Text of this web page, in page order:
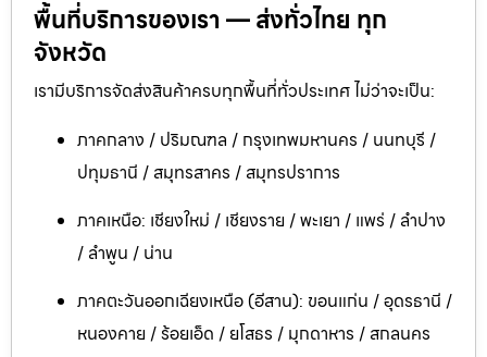
พื้นที่บริการของเรา — ส่งทั่วไทย ทุก
จังหวัด
เรามีบริการจัดส่งสินค้าครบทุกพื้นที่ทั่วประเทศ ไม่ว่าจะเป็น:
ภาคกลาง / ปริมณฑล / กรุงเทพมหานคร / นนทบุรี /
ปทุมธานี / สมุทรสาคร / สมุทรปราการ
ภาคเหนือ: เชียงใหม่ / เชียงราย / พะเยา / แพร่ / ลำปาง
/ ลำพูน / น่าน
ภาคตะวันออกเฉียงเหนือ (อีสาน): ขอนแก่น / อุดรธานี /
หนองคาย / ร้อยเอ็ด / ยโสธร / มุกดาหาร / สกลนคร